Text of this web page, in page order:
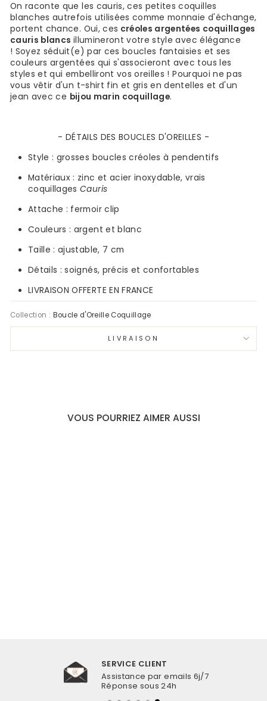
On raconte que les cauris, ces petites coquilles
blanches autrefois utilisées comme monnaie d'échange,
portent chance. Oui, ces créoles argentées coquillages
cauris blancs illumineront votre style avec élégance
! Soyez séduit(e) par ces boucles fantaisies et ses
couleurs argentées qui s'associeront avec tous les
styles etqui embelliront vos oreilles ! Pourquoi ne pas
vous vêtir d'un t-shirt fin et gris en dentelles et d'un
jean avec ce bijou marin coquillage.
- DÉTAILS DES BOUCLES D'OREILLES -
Style : grosses boucles créoles à pendentifs
Matériaux : zinc et acier inoxydable, vrais
coquillagesCauris
Attache : fermoir clip
Couleurs : argent et blanc
Taille : ajustable, 7 cm
Détails : soignés, précis et confortables
LIVRAISON OFFERTE EN FRANCE
Collection : Boucle d'Oreille Coquillage
LIVRAISON
VOUS POURRIEZ AIMER AUSSI
SERVICE CLIENT
Assistance par emails 6j/7
Réponse sous 24h